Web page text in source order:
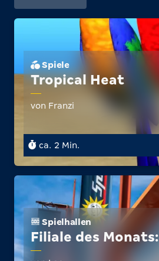
Spiele
Tropical Heat
von Franzi
ca. 2 Min.
Spielhallen
Filiale des